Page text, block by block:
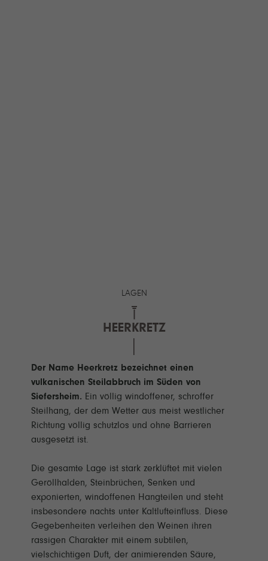
LAGEN
HEERKRETZ
Der Name Heerkretz bezeichnet einen
vulkanischen Steilabbruch im Süden von
Siefersheim. Ein völlig windoffener, schroffer
Steilhang, der dem Wetter aus meist westlicher
Richtung völlig schutzlos und ohne Barrieren
ausgesetzt ist.
Die gesamte Lage ist stark zerklüftet mit vielen
Geröllhalden, Steinbrüchen, Senken und
exponierten, windoffenen Hangteilen und steht
insbesondere nachts unter Kaltlufteinfluss. Diese
Gegebenheiten verleihen den Weinen ihren
rassigen Charakter mit einem subtilen,
vielschichtigen Duft, der animierenden Säure,